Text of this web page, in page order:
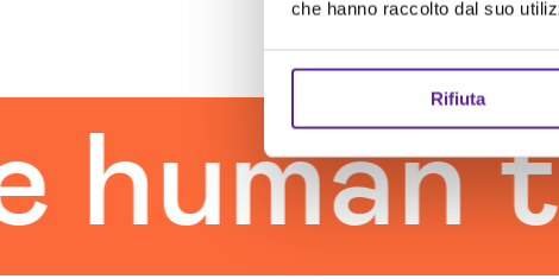
che hanno raccolto dal suo
Rifiuta